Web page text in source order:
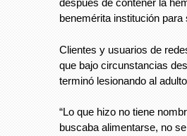
después de contener la
benemérita institución
Clientes y usuarios de
que bajo circunstancias
terminó lesionando al
“Lo que hizo no tiene
buscaba alimentarse, no